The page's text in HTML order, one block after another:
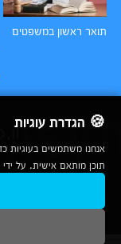
תואר ראשון במשפטים
© כל הזכויות שמורות לחברת
🍪 הגדרת עוגיות
אנחנו משתמשים בעוגיות
תוכן מותאם אישית. על